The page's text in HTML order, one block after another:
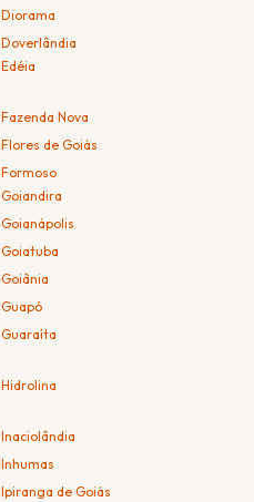
Diorama
Doverlândia
Edéia
Fazenda Nova
Flores de Goiás
Formoso
Goiandira
Goianápolis
Goiatuba
Goiânia
Guapó
Guaraíta
Hidrolina
Inaciolândia
Inhumas
Ipiranga de Goiás